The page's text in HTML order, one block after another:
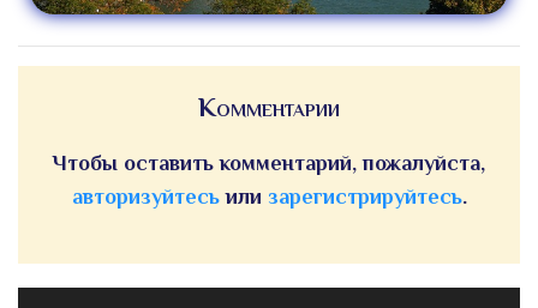
Комментарии
Чтобы оставить комментарий, пожалуйста,
авторизуйтесьили зарегистрируйтесь.